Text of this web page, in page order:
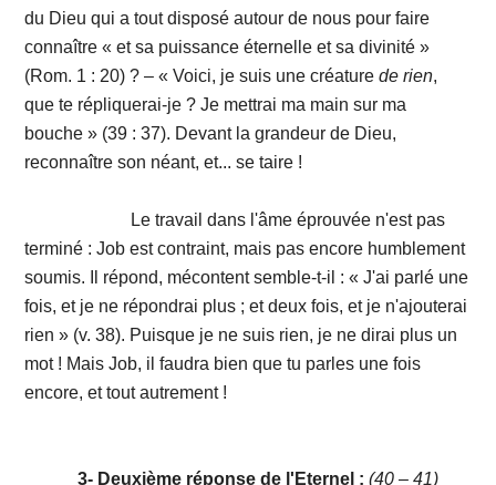
du Dieu qui a tout disposé autour de nous pour faire
connaître « et sa puissance éternelle et sa divinité »
(Rom. 1 : 20) ? – « Voici, je suis une créaturede rien,
que te répliquerai-je ? Je mettrai ma main sur ma
bouche » (39 : 37). Devant la grandeur de Dieu,
reconnaître son néant, et... se taire !
Le travail dans l'âme éprouvée n'est pas
terminé : Job est contraint, mais pas encore humblement
soumis. Il répond, mécontent semble-t-il : « J'ai parlé une
fois, et je ne répondrai plus ; et deux fois, et je n'ajouterai
rien » (v. 38). Puisque je ne suis rien, je ne dirai plus un
mot ! Mais Job, il faudra bien que tu parles une fois
encore, et tout autrement !
3- Deuxième réponse de l'Eternel :(40 – 41)